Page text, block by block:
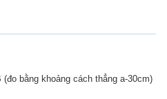
bằng khoảng cách thẳng a-30cm)